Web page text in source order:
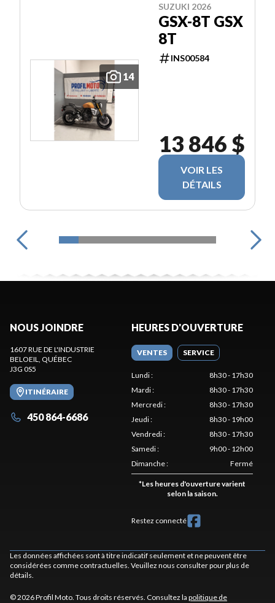
14
SUZUKI 2026
GSX-8T GSX
8T
INS00584
13 846 $
VOIR LES
DÉTAILS
NOUS JOINDRE
1607 RUE DE L'INDUSTRIE
BELOEIL
, QUÉBEC
J3G 0S5
ITINÉRAIRE
450 864-6686
HEURES D'OUVERTURE
VENTES SERVICE
Lundi:
8h30 - 17h30
Mardi:
8h30 - 17h30
Mercredi:
8h30 - 17h30
Jeudi:
8h30 - 19h00
Vendredi:
8h30 - 17h30
Samedi:
9h00 - 12h00
Dimanche: Fermé
*Les heures d'ouverture varient
selon la saison.
Restez connecté
Les données affichées sont à titre indicatif seulement et ne peuvent être
considérées comme contractuelles. Veuillez nous consulter pour plus de
détails.
© 2026 Profil Moto. Tous droits réservés. Consultez la politique de